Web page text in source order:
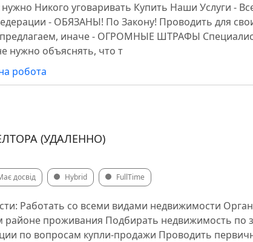
нужно Никого уговаривать Купить Наши Услуги -
- ОБЯЗАНЫ! По Закону! Проводить для
иначе - ОГРОМНЫЕ ШТРАФЫ
нужно объяснять, что т
робота
(УДАЛЕННО)
досвід Hybrid FullTime
Работать со всеми видами недвижимости
районе проживания Подбирать недвижимость по
по вопросам купли-продажи Проводить